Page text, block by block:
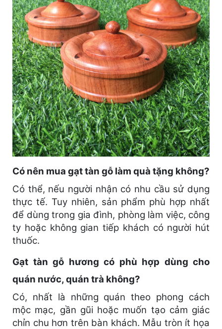
Có nên mua gạt tàn gỗ làm quà tặng không?
Có thể, nếu người nhận có nhu cầu sử dụng
thực tế. Tuy nhiên, sản phẩm phù hợp nhất
để dùng trong gia đình, phòng làm việc, công
ty hoặc không gian tiếp khách có người hút
thuốc.
Gạt tàn gỗ hương có phù hợp dùng cho
quán nước, quán trà không?
Có, nhất là những quán theo phong cách
mộc mạc, gần gũi hoặc muốn tạo cảm giác
chỉn chu hơn trên bàn khách. Mẫu tròn ít họa